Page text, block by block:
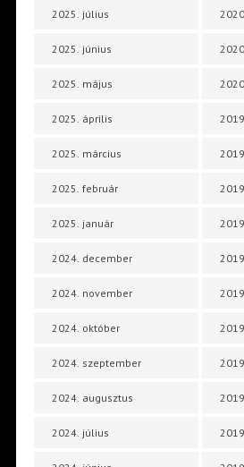
2025. július
2025. június
2025. május
2025. április
2025. március
2025. február
2025. január
2024. december
2024. november
2024. október
2024. szeptember
2024. augusztus
2024. július